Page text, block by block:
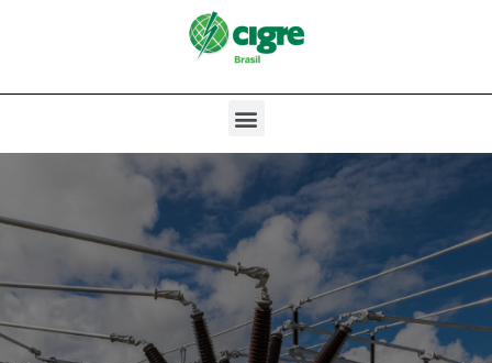
WORKSHOP
Monitoramento de
Equipamentos com
Sistemas de Isolamento
Líquidos e Impregnados